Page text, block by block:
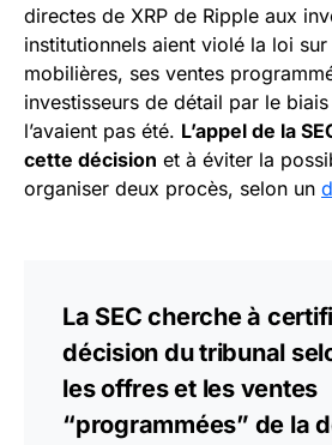
directes de XRP de Ripple aux
institutionnels aient violé la loi
mobilières, ses ventes
investisseurs de détail par le
l’avaient pas été. L’appel de la
cette décision et à éviter la
organiser deux procès, selon un
La SEC cherche à
décision du tribunal
les offres et les ventes
“programmées” de la